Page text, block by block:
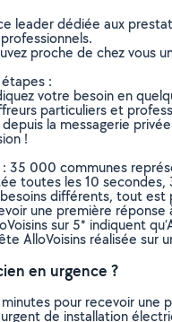
leader dédiée aux
proche de chez vous
:
votre besoin en
particuliers et
la messagerie
!
35 000 communes
toutes les 10
différents, tout est
une première
sur 5* indiquent
AlloVoisins réalisée
en urgence ?
minutes pour recevoir
de installation